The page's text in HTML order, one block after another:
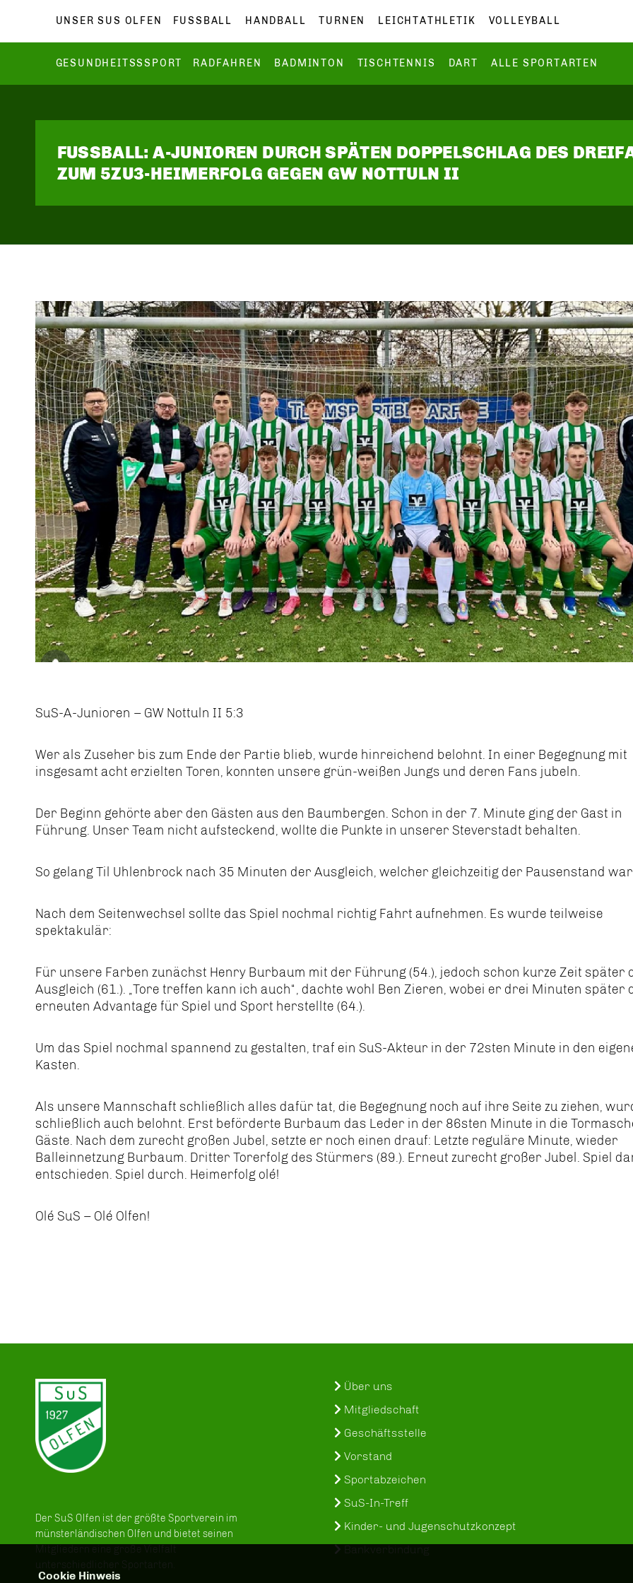
UNSER SUS OLFEN FUSSBALL HANDBALL TURNEN LEICHTATHLETIK VOLLEYBALL
GESUNDHEITSSSPORT RADFAHREN BADMINTON TISCHTENNIS DART ALLE SPORTARTEN
FUSSBALL: A-JUNIOREN DURCH SPÄTEN DOPPELSCHLAG DES
ZUM 5ZU3-HEIMERFOLG GEGEN GW NOTTULN II
SuS-A-Junioren – GW Nottuln II 5:3
Wer als Zuseher bis zum Ende der Partie blieb, wurde hinreichend belohnt. In einer Begegnung mit
insgesamt acht erzielten Toren, konnten unsere grün-weißen Jungs und deren Fans jubeln.
Der Beginn gehörte aber den Gästen aus den Baumbergen. Schon in der 7. Minute ging der Gast in
Führung. Unser Team nicht aufsteckend, wollte die Punkte in unserer Steverstadt behalten.
So gelang Til Uhlenbrock nach 35 Minuten der Ausgleich, welcher gleichzeitig der Pausenstand
Nach dem Seitenwechsel sollte das Spiel nochmal richtig Fahrt aufnehmen. Es wurde teilweise
spektakulär:
Für unsere Farben zunächst Henry Burbaum mit der Führung (54.), jedoch schon kurze Zeit später
Ausgleich (61.). „Tore treffen kann ich auch“, dachte wohl Ben Zieren, wobei er drei Minuten später
erneuten Advantage für Spiel und Sport herstellte (64.).
Um das Spiel nochmal spannend zu gestalten, traf ein SuS-Akteur in der 72sten Minute in den
Kasten.
Als unsere Mannschaft schließlich alles dafür tat, die Begegnung noch auf ihre Seite zu ziehen,
schließlich auch belohnt. Erst beförderte Burbaum das Leder in der 86sten Minute in die
Gäste. Nach dem zurecht großen Jubel, setzte er noch einen drauf: Letzte reguläre Minute, wieder
Balleinnetzung Burbaum. Dritter Torerfolg des Stürmers (89.). Erneut zurecht großer Jubel. Spiel
entschieden. Spiel durch. Heimerfolg olé!
Olé SuS – Olé Olfen!
Der SuS Olfen ist der größte Sportverein im
münsterländischen Olfen und bietet seinen
Mitgliedern eine große Vielfalt
Über uns
Mitgliedschaft
Geschäftsstelle
Vorstand
Sportabzeichen
SuS-In-Treff
Kinder- und Jugenschutzkonzept
Cookie Hinweis